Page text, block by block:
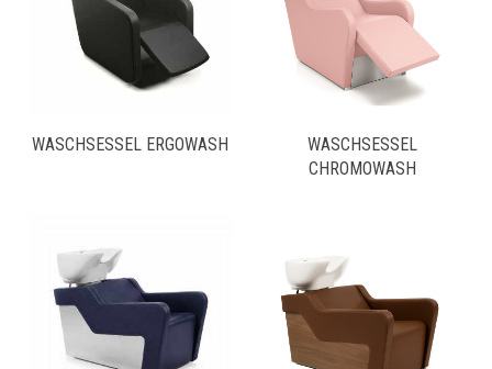
WASCHSESSEL ERGOWASH
WASCHSESSEL
CHROMOWASH